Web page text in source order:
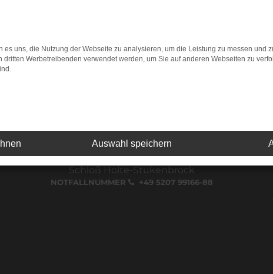
Mo. - Fr.: 07.00 - 18.00 Uhr
Sa.: 09.00 - 13.00 Uhr
Bielefeld (Jöllenbecker Straße)
+49 521 98654-333
Schloß Holte-Stukenbrock
NOTFALLNUMMER +49 5207 99166-88
es uns, die Nutzung der Webseite zu analysieren, um die Leistung zu messen und
dritten Werbetreibenden verwendet werden, um Sie auf anderen Webseiten zu
Auswahl speichern